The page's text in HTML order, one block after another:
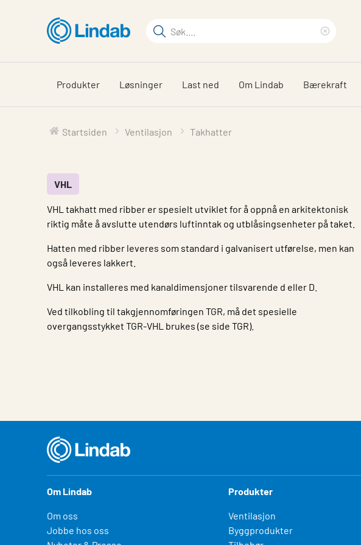
hovedinnhold
Søkeord
på
siden
search
phrase
Produkter Løsninger Last ned Om Lindab Bærekraft
Startsiden Ventilasjon Takhatter
VHL
VHL takhatt med ribber er spesielt utviklet for å oppnå en arkitektonisk
riktig måte å avslutte utendørs luftinntak og utblåsingsenheter på taket.
Hatten med ribber leveres som standard i galvanisert utførelse, men kan
også leveres lakkert.
VHL kan installeres med kanaldimensjoner tilsvarende d eller D.
Ved tilkobling til takgjennomføringen TGR, må det spesielle
overgangsstykket TGR-VHL brukes (se side TGR).
Om Lindab
Om oss
Jobbe hos oss
Produkter
Ventilasjon
Byggprodukter